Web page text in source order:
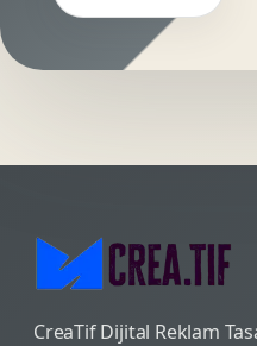
CreaTif Dijital Reklam